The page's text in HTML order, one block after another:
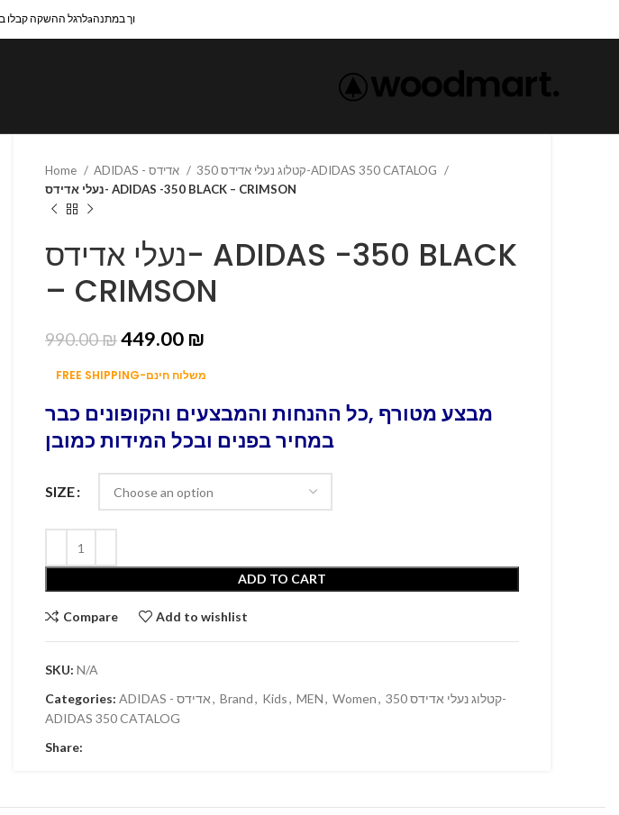
לרגל ההשקה קבלו בעמוד הצ'ק אאוט תיק שרaוך במתנה
Home
קטלוג נעלי אדידס 350-ADIDAS 350 CATALOG
נעלי אדידס- ADIDAS -350 BLACK – CRIMSON
נעלי אדידס- ADIDAS -350 BLACK
– CRIMSON
990.00₪449.00 ₪
FREE SHIPPING-משלוח חינם
מבצע מטורף ,כל ההנחות והמבצעים והקופונים כבר
במחיר בפנים ובכל המידות כמובן
SIZE
ADD TO CART
Compare Add to wishlist
SKU: N/A
Categories:
ADIDAS - אדידס, Brand, Kids, MEN, Women, קטלוג נעלי אדידס 350-
ADIDAS 350 CATALOG
Share: